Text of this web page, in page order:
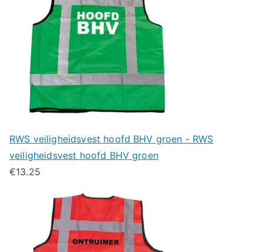
RWS veiligheidsvest hoofd BHV groen - RWS
veiligheidsvest hoofd BHV groen
€13.25